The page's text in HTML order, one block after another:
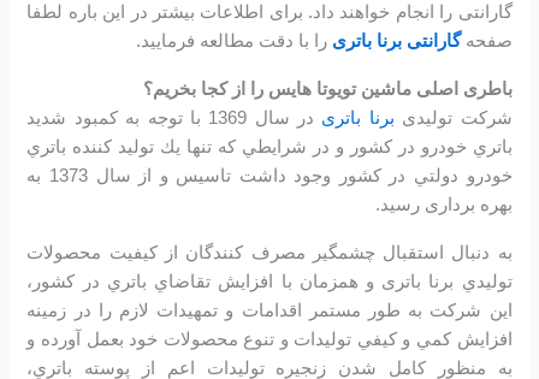
گارانتی را انجام خواهند داد. برای اطلاعات بیشتر در این باره لطفا
صفحه گارانتی برنا باتری را با دقت مطالعه فرمایید.
باطری اصلی ماشین تویوتا هایس را از کجا بخریم؟
شرکت تولیدی برنا باتری
در سال 1369 با توجه به كمبود شديد
باتري خودرو در كشور و در شرايطي كه تنها يك توليد كننده باتري
خودرو دولتي در كشور وجود داشت تاسیس و از سال 1373 به
بهره برداری رسید.
به دنبال استقبال چشمگير مصرف كنندگان از كيفيت محصولات
توليدي برنا باتری و همزمان با افزايش تقاضاي باتري در كشور،
اين شرکت به طور مستمر اقدامات و تمهيدات لازم را در زمينه
افزايش كمي و كيفي توليدات و تنوع محصولات خود بعمل آورده و
به منظور كامل شدن زنجيره توليدات اعم از پوسته باتري،